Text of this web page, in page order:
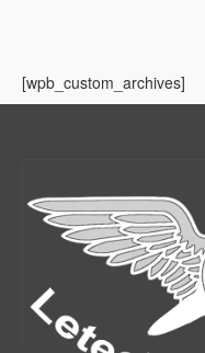
[wpb_custom_archives]